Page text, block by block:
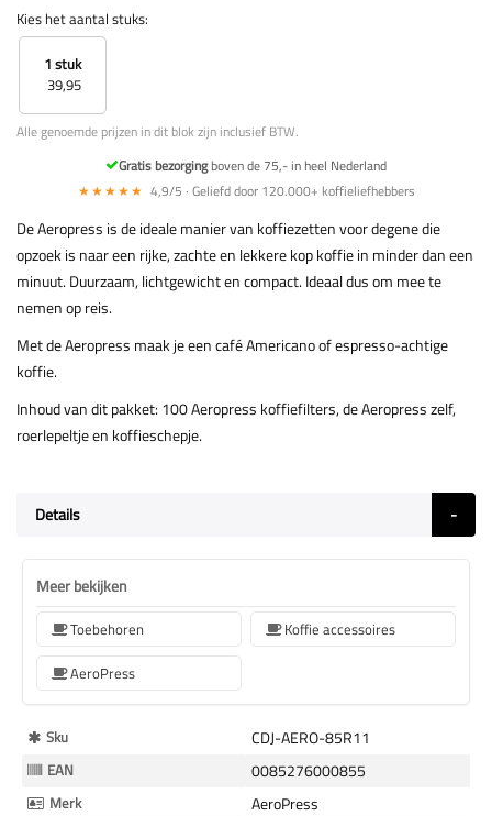
Kies het aantal stuks:
1 stuk
39,95
Alle genoemde prijzen in dit blok zijn inclusief BTW.
Gratis bezorgingboven de 75,- in heel Nederland
★★★★★ 4,9/5 · Geliefd door 120.000+ koffieliefhebbers
De Aeropress is de ideale manier van koffiezetten voor degene die
opzoek is naar een rijke, zachte en lekkere kop koffie in minder dan een
minuut. Duurzaam, lichtgewicht en compact. Ideaal dus om mee te
nemen op reis.
Met de Aeropress maak je een café Americano of espresso-achtige
koffie.
Inhoud van dit pakket: 100 Aeropress koffiefilters, de Aeropress zelf,
roerlepeltje en koffieschepje.
Details
Meer bekijken
Toebehoren
Koffie accessoires
AeroPress
Meer
Informatie
Sku CDJ-AERO-85R11
EAN 0085276000855
Merk AeroPress